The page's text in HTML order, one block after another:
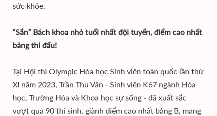
sức khỏe.
“Sắn” Bách khoa nhỏ tuổi nhất đội tuyển, điểm cao nhất
bảng thi đấu!
Tại Hội thi Olympic Hóa học Sinh viên toàn quốc lần thứ
XI năm 2023, Trần Thu Vân - Sinh viên K67 ngành Hóa
học, Trường Hóa và Khoa học sự sống - đã xuất sắc
vượt qua 90 thí sinh, giành điểm cao nhất bảng B, mang